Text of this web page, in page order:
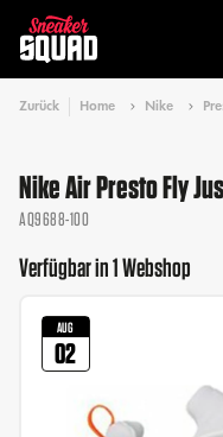
Zurück Home Nike
Nike Air Presto Fly
AQ9688-100
Verfügbar in 1 Webshop
AUG
02